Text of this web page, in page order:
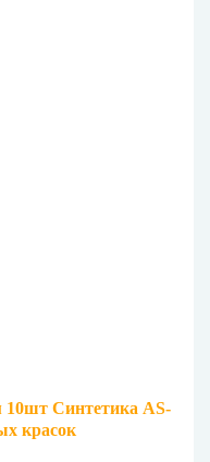
10шт Синтетика AS-
красок